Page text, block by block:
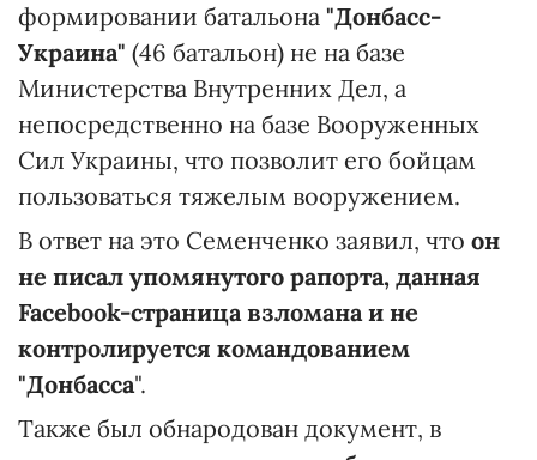
формировании батальона "Донбасс-
Украина" (46 батальон) не на базе
Министерства Внутренних Дел, а
непосредственно на базе Вооруженных
Сил Украины, что позволит его бойцам
пользоваться тяжелым вооружением.
В ответ на это Семенченко заявил, что он
не писал упомянутого рапорта, данная
Facebook-страница взломана и не
контролируется командованием
"Донбасса".
Также был обнародован документ, в